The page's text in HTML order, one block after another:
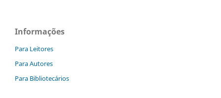
Informações
Para Leitores
Para Autores
Para Bibliotecários